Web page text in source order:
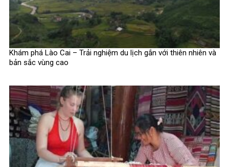
Khám phá Lào Cai – Trải nghiệm du lịch gắn với thiên nhiên và
bản sắc vùng cao